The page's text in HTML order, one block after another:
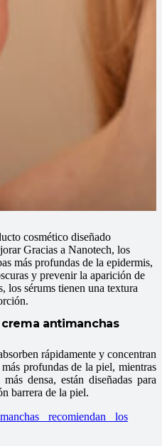
cosmético diseñado
Gracias a Nanotech, los
más profundas de la epidermis,
y prevenir la aparición de
los sérums tienen una textura
antimanchas
rápidamente y concentran
profundas de la piel, mientras
densa, están diseñadas para
barrera de la piel.
recomiendan los